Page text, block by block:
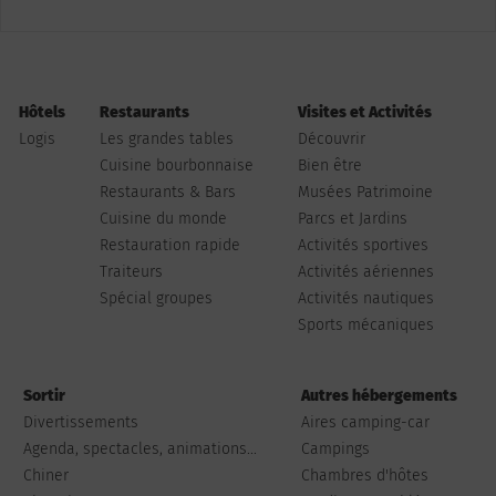
Hôtels
Logis
Restaurants
Les grandes tables
Cuisine bourbonnaise
Restaurants & Bars
Cuisine du monde
Restauration rapide
Traiteurs
Spécial groupes
Visites et Activités
Découvrir
Bien être
Musées Patrimoine
Parcs et Jardins
Activités sportives
Activités aériennes
Activités nautiques
Sports mécaniques
Sortir
Divertissements
Agenda, spectacles, animations...
Chiner
Autres hébergements
Aires camping-car
Campings
Chambres d'hôtes